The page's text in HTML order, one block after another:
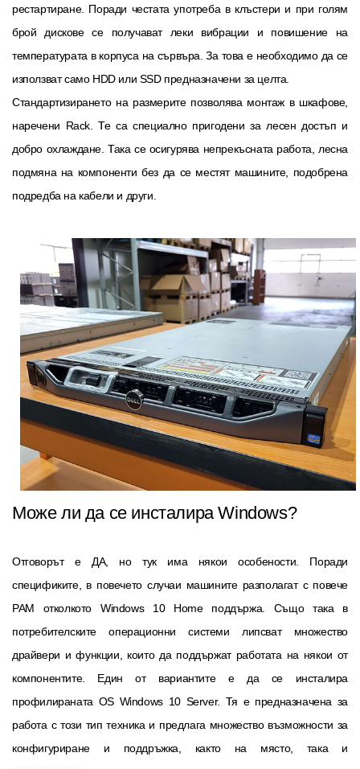
рестартиране. Поради честата употреба в клъстери и при голям
брой дискове се получават леки вибрации и повишение на
температурата в корпуса на сървъра. За това е необходимо да се
използват само HDD или SSD предназначени за целта.
Стандартизирането на размерите позволява монтаж в шкафове,
наречени Rack. Те са специално пригодени за лесен достъп и
добро охлаждане. Така се осигурява непрекъсната работа, лесна
подмяна на компоненти без да се местят машините, подобрена
подредба на кабели и други.
Може ли да се инсталира Windows?
Отговорът е ДА, но тук има някои особености. Поради
спецификите, в повечето случаи машините разполагат с повече
РАМ отколкото Windows 10 Home поддържа. Също така в
потребителските операционни системи липсват множество
драйвери и функции, които да поддържат работата на някои от
компонентите. Един от вариантите е да се инсталира
профилираната OS Windows 10 Server. Тя е предназначена за
работа с този тип техника и предлага множество възможности за
конфигуриране и поддръжка, както на място, така и